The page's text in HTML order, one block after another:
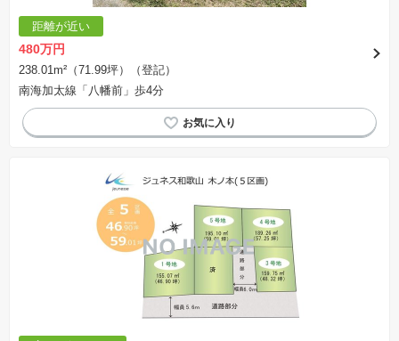
距離が近い
480万円
238.01m²（71.99坪）（登記）
南海加太線「八幡前」歩4分